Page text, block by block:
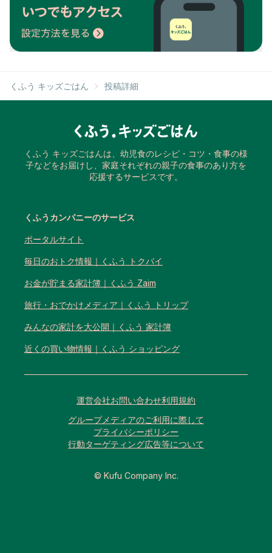
くふう キッズごはん 投稿詳細
くふう キッズごはんは、幼児食のレシピ・コツ・食事の様
子などをお届けし、家庭それぞれの親子の食事のあり方を
応援するサービスです。
くふうカンパニーのサービス
ポータルサイト
毎日のおトク情報｜くふう トクバイ
お金が貯まる家計簿｜くふう Zaim
旅行・おでかけメディア｜くふう トリップ
みんなの家計を大公開｜くふう 家計簿
近くの買い物情報｜くふう ショッピング
運営会社お問い合わせ利用規約
グループメディアのご利用に際して
プライバシーポリシー
行動ターゲティング広告等について
© Kufu Company Inc.